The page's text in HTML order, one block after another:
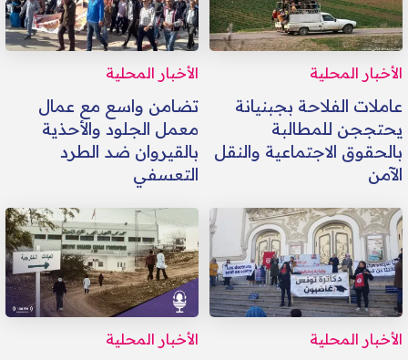
الأخبار المحلية
عاملات الفلاحة بجبنيانة
يحتججن للمطالبة
بالحقوق الاجتماعية والنقل
الآمن
الأخبار المحلية
تضامن واسع مع عمال
معمل الجلود والأحذية
بالقيروان ضد الطرد
التعسفي
الأخبار المحلية الأخبار المحلية